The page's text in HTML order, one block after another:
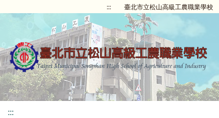
::: 臺北市立松山高級工農職業學校
:::